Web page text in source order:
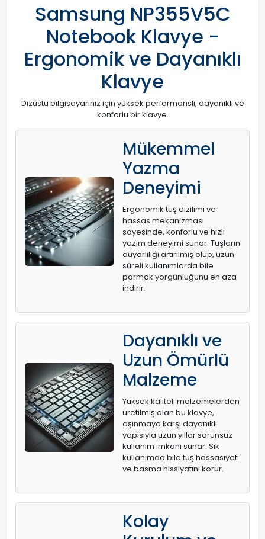
Samsung NP355V5C
Notebook Klavye -
Ergonomik ve Dayanıklı
Klavye
Dizüstü bilgisayarınız için yüksek performanslı, dayanıklı ve
konforlu bir klavye.
Mükemmel
Yazma
Deneyimi
Ergonomik tuş dizilimi ve
hassas mekanizması
sayesinde, konforlu ve hızlı
yazım deneyimi sunar. Tuşların
duyarlılığı artırılmış olup, uzun
süreli kullanımlarda bile
parmak yorgunluğunu en aza
indirir.
Dayanıklı ve
Uzun Ömürlü
Malzeme
Yüksek kaliteli malzemelerden
üretilmiş olan bu klavye,
aşınmaya karşı dayanıklı
yapısıyla uzun yıllar sorunsuz
kullanım imkanı sunar. Sık
kullanımda bile tuş hassasiyeti
ve basma hissiyatını korur.
Kolay